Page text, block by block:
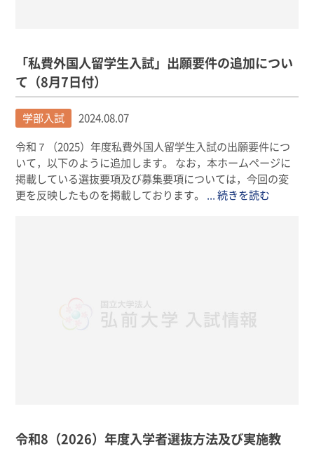
「私費外国人留学生入試」出願要件の追加につい
て（8月7日付）
学部入試 2024.08.07
令和７（2025）年度私費外国人留学生入試の出願要件につ
いて，以下のように追加します。 なお，本ホームページに
掲載している選抜要項及び募集要項については，今回の変
更を反映したものを掲載しております。 ... 続きを読む
令和8（2026）年度入学者選抜方法及び実施教